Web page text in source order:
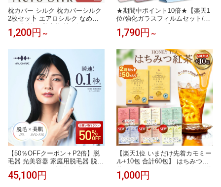
枕カバー シルク 枕カバーシルク
2枚セッ卜 エアロシルク なめら
かな肌触り 美容枕 枕 ピローケー
ス 冷感 ひんやり 洗濯機・乾燥機
の入口に、やさしさだけを 。
1,200円 ～
★期間中ポイント10倍★【楽天1
位/強化ガラスフィルムセット/ブ
ルーライトカット】iPad ケース i
Pad Air11/Air13(M4/M3/M2) Pro1
10世代 第9世代 第8/7/6/5世代 カ
バー Air5 Air4 mini7 mini6 mini5
mini4 Air Air2 軽量 保護フィルム
1,790円 ～
【50％OFFクーポン＋P2倍】脱
毛器 光美容器 家庭用脱毛器 脱毛
ト フォトケア IPL NIR DPL 光美
45,100円
【楽天1位 いまだけ先着カモミー
ル+10包 合計60包】 はちみつ紅
入り2箱セット はちみつ紅茶 JB
1,000円